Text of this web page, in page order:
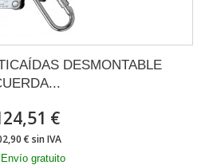
DESMONTABLE
€
€ sin IVA
Envío gratuito